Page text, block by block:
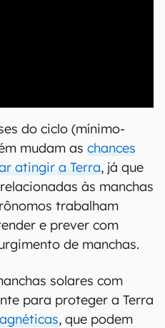
do ciclo (mínimo-
mudam as chances
atingir a Terra, já que
às manchas
trabalham
e prever com
de manchas.
solares com
para proteger a Terra
, que podem